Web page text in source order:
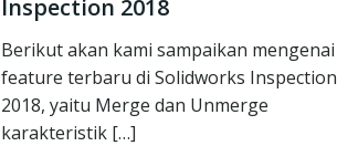
Inspection 2018
Berikut akan kami sampaikan mengenai
feature terbaru di Solidworks Inspection
2018, yaitu Merge dan Unmerge
karakteristik […]